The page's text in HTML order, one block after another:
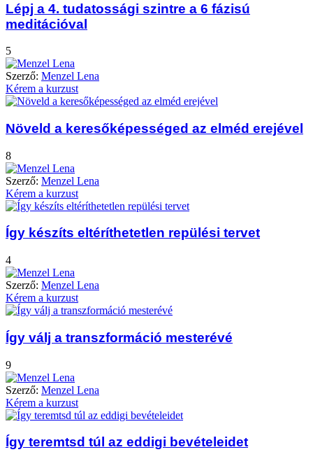
Lépj a 4. tudatossági szintre a 6 fázisú
meditációval
5
Szerző: Menzel Lena
Kérem a kurzust
Növeld a keresőképességed az elméd erejével
8
Szerző: Menzel Lena
Kérem a kurzust
Így készíts eltéríthetetlen repülési tervet
4
Szerző: Menzel Lena
Kérem a kurzust
Így válj a transzformáció mesterévé
9
Szerző: Menzel Lena
Kérem a kurzust
Így teremtsd túl az eddigi bevételeidet